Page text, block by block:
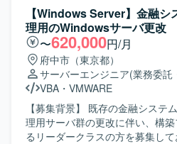
業務に携わっていただきます。
務を行っていただきます。
よび保守を行っていただきます。
どを含むネットワークの構築およ
ます。 L2/L3、VLAN、冗長化、
ク設計をご担当いただきます。
仮想基盤の設計構築を行っていた
DirectoryやAzure ADなどの認証
ます。 DNS/DHCP/ファイルサー
に携わっていただきます。 ファ
【Windows Server】金融シ
理用のWindowsサーバ更改
〜620,000円/月
府中市（東京都）
サーバーエンジニア(業務委託
VBA ・ VMWARE
【募集背景】 既存の金融システ
理用サーバ群の更改に伴い、構
るリーダークラスの方を募集しております